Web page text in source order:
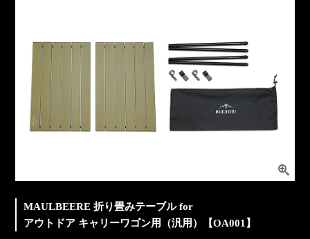
MAULBEERE 折り畳みテーブル for
アウトドア キャリーワゴン用（汎用）【OA001】